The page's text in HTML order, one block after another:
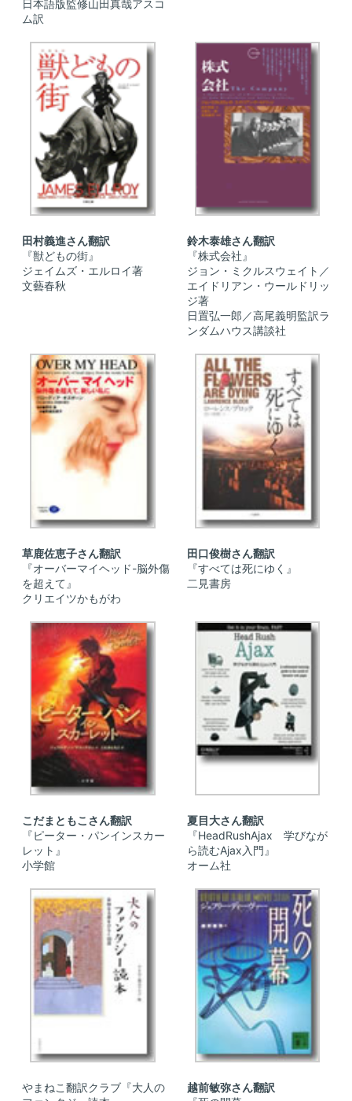
日本語版監修山田真哉アスコ
ム訳
田村義進さん翻訳
『獣どもの街』
ジェイムズ・エルロイ著
文藝春秋
鈴木泰雄さん翻訳
『株式会社』
ジョン・ミクルスウェイト／
エイドリアン・ウールドリッ
ジ著
日置弘一郎／高尾義明監訳ラ
ンダムハウス講談社
草鹿佐恵子さん翻訳
『オーバーマイヘッド-脳外傷
を超えて』
クリエイツかもがわ
田口俊樹さん翻訳
『すべては死にゆく』
二見書房
こだまともこさん翻訳
『ピーター・パンインスカー
レット』
小学館
夏目大さん翻訳
『HeadRushAjax 学びなが
ら読むAjax入門』
オーム社
やまねこ翻訳クラブ『大人の
越前敏弥さん翻訳